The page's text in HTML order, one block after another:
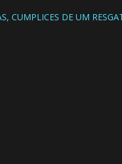
CUMPLICES DE UM